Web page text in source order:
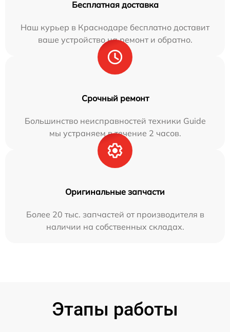
Бесплатная доставка
Наш курьер в Краснодаре бесплатно доставит
ваше устройство на ремонт и обратно.
Срочный ремонт
Большинство неисправностей техники Guide
мы устраняем в течение 2 часов.
Оригинальные запчасти
Более 20 тыс. запчастей от производителя в
наличии на собственных складах.
Этапы работы